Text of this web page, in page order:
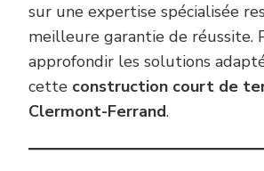
sur une expertise spécialisée
meilleure garantie de réussite.
approfondir les solutions
cette construction court de
Clermont-Ferrand.